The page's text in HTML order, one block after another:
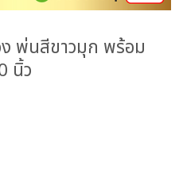
ง พ่นสีขาวมุก พร้อม
นิ้ว